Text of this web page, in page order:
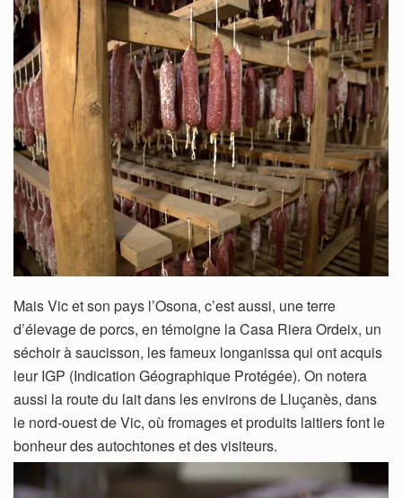
Mais Vic et son pays l’Osona, c’est aussi, une terre
d’élevage de porcs, en témoigne la Casa Riera Ordeix, un
séchoir à saucisson, les fameux longanissa qui ont acquis
leur IGP (Indication Géographique Protégée). On notera
aussi la route du lait dans les environs de Lluçanès, dans
le nord-ouest de Vic, où fromages et produits laitiers font le
bonheur des autochtones et des visiteurs.